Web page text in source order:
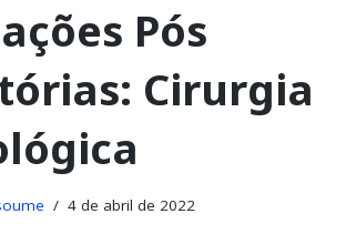
Pós
Cirurgia
4 de abril de 2022